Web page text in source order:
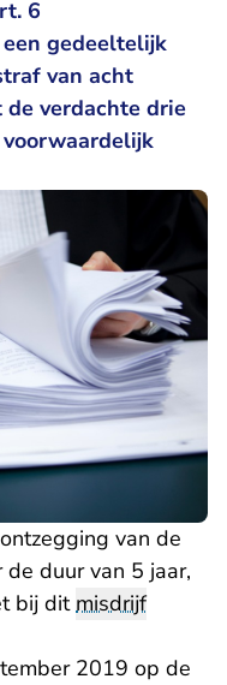
6
gedeeltelijk
van acht
de verdachte drie
van de
duur van 5 jaar,
bij ditmisdrijf
2019 op de